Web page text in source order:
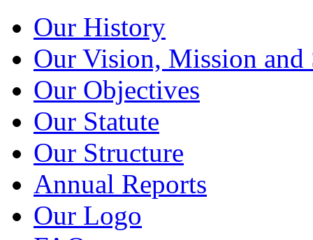
Our History
Our Vision, Mission and
Our Objectives
Our Statute
Our Structure
Annual Reports
Our Logo